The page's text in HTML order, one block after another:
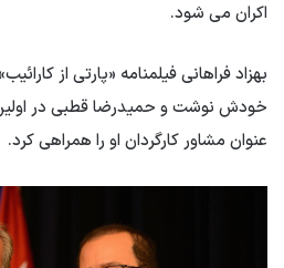
اکران می شود.
بهزاد فراهانی فیلمنامه «پارتی از
خودش نوشت و حمیدرضا قطبی در اولین
عنوان مشاور کارگردان او را همراهی کرد.